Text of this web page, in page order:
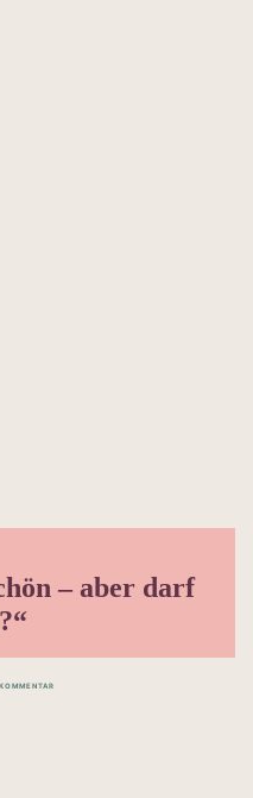
– aber darf